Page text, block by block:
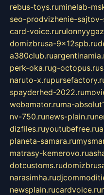
rebus-toys.ruminelab-
seo-prodvizhenie-
card-voice.ru
domizbrusa-9x12spb.ru
a380club.ru
perk-oka.rug-octopus.ru
naruto-x.ru
spayderhed-2022.ru
webamator.ruma-
nv-750.runews-plain.ru
dizfiles.ruyoutubefree.ru
planeta-samara.ru
matrasy-kemerovo.ru
dotcustoms.ru
narasimha.ru
newsplain.rucardvoice.ru